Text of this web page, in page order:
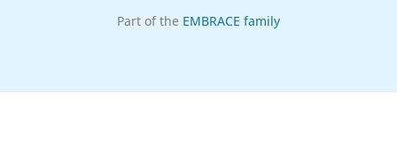
Part of the EMBRACE family